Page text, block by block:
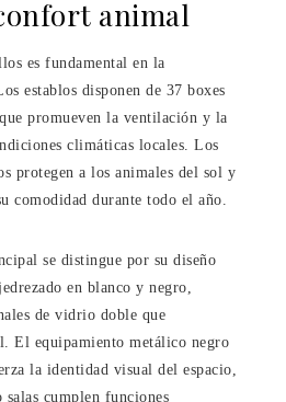
animal
es fundamental en la
establos disponen de 37 boxes
promueven la ventilación y la
climáticas locales. Los
protegen a los animales del sol y
comodidad durante todo el año.
se distingue por su diseño
en blanco y negro,
de vidrio doble que
El equipamiento metálico negro
la identidad visual del espacio,
cumplen funciones